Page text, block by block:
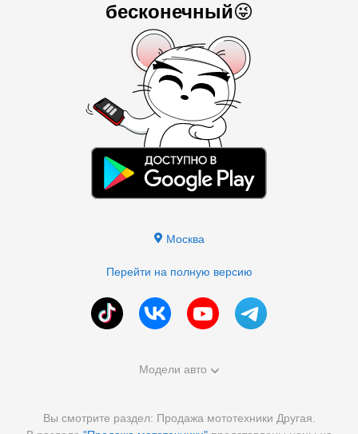
бесконечный😜
Москва
Перейти на полную версию
Модели авто
Вы смотрите раздел: Продажа мототехники Другая.